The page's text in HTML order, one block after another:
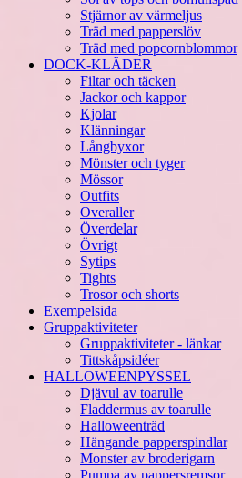
Stjärnor av värmeljus
Träd med papperslöv
Träd med popcornblommor
DOCK-KLÄDER
Filtar och täcken
Jackor och kappor
Kjolar
Klänningar
Långbyxor
Mönster och tyger
Mössor
Outfits
Overaller
Överdelar
Övrigt
Sytips
Tights
Trosor och shorts
Exempelsida
Gruppaktiviteter
Gruppaktiviteter - länkar
Tittskåpsidéer
HALLOWEENPYSSEL
Djävul av toarulle
Fladdermus av toarulle
Halloweenträd
Hängande papperspindlar
Monster av broderigarn
Pumpa av pappersremsor